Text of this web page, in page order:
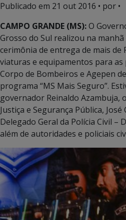
Publicado em 21 out 2016 • por •
CAMPO GRANDE (MS):O
Grosso do Sul realizou na
cerimônia de entrega de mais de
viaturas e equipamentos para as
Corpo de Bombeiros e Agepen
programa “MS Mais Seguro”.
governador Reinaldo Azambuja,
Justiça e Segurança Pública,
Delegado Geral da Polícia Civil –
além de autoridades e policiais